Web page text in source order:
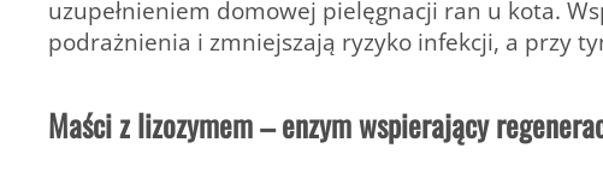
uzupełnieniem domowej pielęgnacji ran u kota.
podrażnienia i zmniejszają ryzyko infekcji, a przy
Maści z lizozymem – enzym wspierający